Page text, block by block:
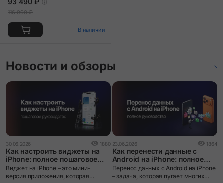
93 490 ₽
116 990 ₽
В наличии
Новости и обзоры
30.06.2026 1880
Как настроить виджеты на
iPhone: полное пошаговое
руководство
Виджет на iPhone – это мини-
версия приложения, которая
23.06.2026 1864
Как перенести данные с
Android на iPhone: полное
руководство
Перенос данных с Android на iPhone
– задача, которая пугает многих